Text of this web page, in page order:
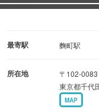
最寄駅 麴町駅
所在地
〒102-0083
東京都千代
MAP